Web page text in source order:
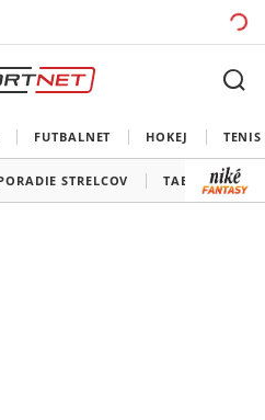
FUTBALNET HOKEJ TENIS
STRELCOV TABUĽKY A